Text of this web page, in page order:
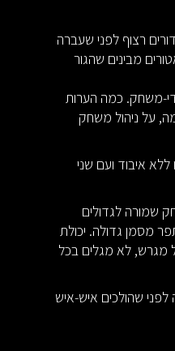
רצוף לפני שעברה
מבינים שהגור
משחק. כמה הערות
על ניהול משחק
איבוד ועם שני
שמורה לגדולים
מסמן גדולה. יכולת
מגרש, לא מגלים בכל
שהולכים איש-איש